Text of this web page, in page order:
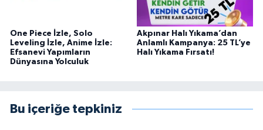
One Piece İzle, Solo
Leveling İzle, Anime İzle:
Efsanevi Yapımların
Dünyasına Yolculuk
Akpınar Halı Yıkama’dan
Anlamlı Kampanya: 25 TL’ye
Halı Yıkama Fırsatı!
Bu içeriğe tepkiniz